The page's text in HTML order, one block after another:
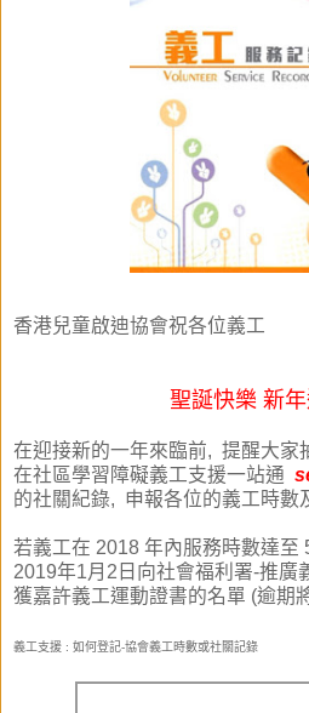
香港兒童啟迪協會祝各位義工
聖誕快樂 新
在迎接新的一年來臨前, 提醒大家
在社區學習障礙義工支援一站通
的社關紀錄, 申報各位的義工時數
若義工在 2018 年內服務時數達至
2019年1月2日向社會福利署-推廣
獲嘉許義工運動證書的名單 (逾期
義工支援 : 如何登記-協會義工時數或社關記錄